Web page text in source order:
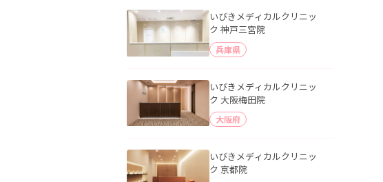
いびきメディカルクリニッ
ク 神戸三宮院
兵庫県
いびきメディカルクリニッ
ク 大阪梅田院
大阪府
いびきメディカルクリニッ
ク 京都院